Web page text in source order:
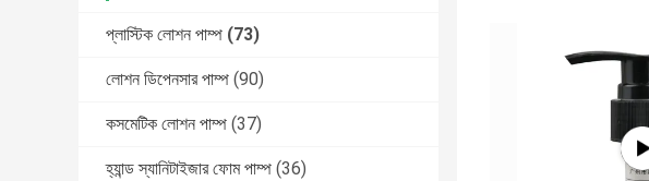
প্লাস্টিক লোশন পাম্প (73)
লোশন ডিপেনসার পাম্প (90)
কসমেটিক লোশন পাম্প (37)
হ্যান্ড স্যানিটাইজার ফোম পাম্প (36)